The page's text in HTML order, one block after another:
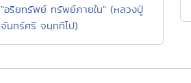
"อริยทรัพย์ ทรัพย์ภายใน" (หลวงปู่
จันทร์ศรี จนฺททีโป)